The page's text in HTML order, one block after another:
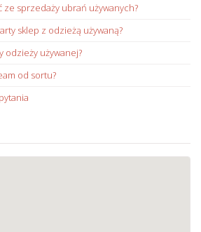
ze sprzedaży ubrań używanych?
sklep z odzieżą używaną?
odzieży używanej?
od sortu?